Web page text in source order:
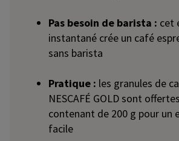
Pas besoin de barista : cet
instantané crée un café
sans barista
Pratique : les granules de
NESCAFÉ GOLD sont
contenant de 200 g pour un
facile